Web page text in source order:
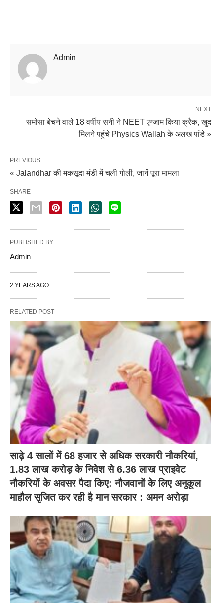
Admin
NEXT
समोसा बेचने वाले 18 वर्षीय सनी ने NEET एग्जाम किया क्रैक, खुद
मिलने पहुंचे Physics Wallah के अलख पांडे »
PREVIOUS
« Jalandhar की मकसूदा मंडी में चली गोली, जानें पूरा मामला
SHARE
PUBLISHED BY
Admin
2 YEARS AGO
RELATED POST
साढ़े 4 सालों में 68 हजार से अधिक सरकारी नौकरियां,
1.83 लाख करोड़ के निवेश से 6.36 लाख प्राइवेट
नौकरियों के अवसर पैदा किए: नौजवानों के लिए अनुकूल
माहौल सृजित कर रही है मान सरकार : अमन अरोड़ा